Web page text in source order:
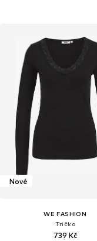
Nové
WE FASHION
Tričko
739 Kč